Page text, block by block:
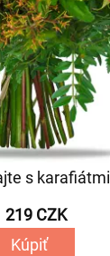
s karafiátmi
219 CZK
Kúpiť